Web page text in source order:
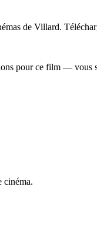
de Villard.
pour ce film — vous
cinéma.